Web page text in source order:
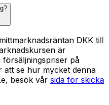
DKK till
är
på
att se hur mycket denna
besök vår sida för skicka